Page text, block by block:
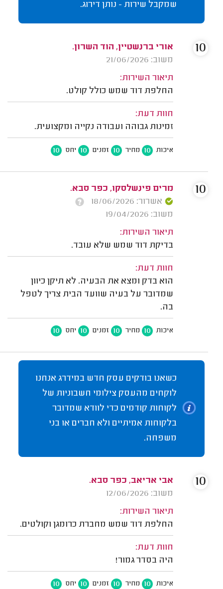
שמקבל שירות - נותן דירוג.
אורי ברנשטיין, הוד השרון.
משוב: 21/06/2026
תיאור השירות:
החלפת דוד שמש כולל קולט.
חוות דעת:
זמינות גבוהה ועבודה נקייה ומקצועית.
איכות 10 מחיר 10 זמנים 10 יחס 10
10
מרים פינשלסקו, כפר סבא.
אשרור: 18/06/2026
משוב: 19/04/2026
תיאור השירות:
בדיקת דוד שמש שלא עובד.
חוות דעת:
הוא בדק ומצא את הבעיה. לא תיקן כיוון
שמדובר על בעיה שוועד הבית צריך לטפל
בה.
איכות 10 מחיר 10 זמנים 10 יחס 10
10
כשאנו בודקים עסק חדש במידרג אנחנו
לוקחים מהעסק צילומי חשבוניות של
לקוחות קודמים כדי לוודא שמדובר
בלקוחות אמיתיים ולא חברים או בני
משפחה.
אבי אריאב, כפר סבא.
משוב: 12/06/2026
תיאור השירות:
החלפת דוד שמש מחברת כרומגן וקולטים.
חוות דעת:
היה בסדר גמור!
איכות 10 מחיר 10 זמנים 10 יחס 10
10